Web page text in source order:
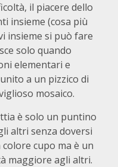
il piacere dello
insieme (cosa più
insieme si può fare
solo quando
elementari e
a un pizzico di
mosaico.
è solo un puntino
altri senza doversi
cupo ma è un
maggiore agli altri.